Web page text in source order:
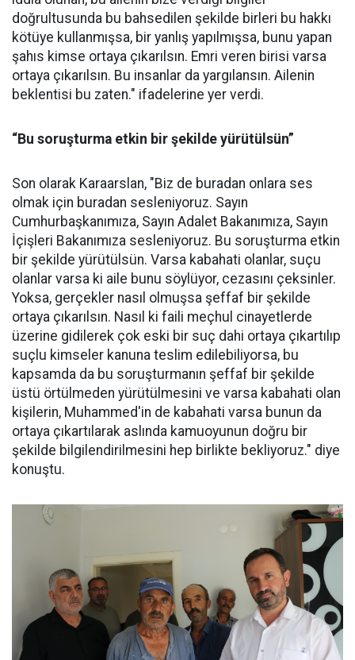
doğrultusunda bu bahsedilen şekilde birleri bu hakkı
kötüye kullanmışsa, bir yanlış yapılmışsa, bunu yapan
şahıs kimse ortaya çıkarılsın. Emri veren birisi varsa
ortaya çıkarılsın. Bu insanlar da yargılansın. Ailenin
beklentisi bu zaten." ifadelerine yer verdi.
“Bu soruşturma etkin bir şekilde yürütülsün”
Son olarak Karaarslan, "Biz de buradan onlara ses
olmak için buradan sesleniyoruz. Sayın
Cumhurbaşkanımıza, Sayın Adalet Bakanımıza, Sayın
İçişleri Bakanımıza sesleniyoruz. Bu soruşturma etkin
bir şekilde yürütülsün. Varsa kabahati olanlar, suçu
olanlar varsa ki aile bunu söylüyor, cezasını çeksinler.
Yoksa, gerçekler nasıl olmuşsa şeffaf bir şekilde
ortaya çıkarılsın. Nasıl ki faili meçhul cinayetlerde
üzerine gidilerek çok eski bir suç dahi ortaya çıkartılıp
suçlu kimseler kanuna teslim edilebiliyorsa, bu
kapsamda da bu soruşturmanın şeffaf bir şekilde
üstü örtülmeden yürütülmesini ve varsa kabahati olan
kişilerin, Muhammed'in de kabahati varsa bunun da
ortaya çıkartılarak aslında kamuoyunun doğru bir
şekilde bilgilendirilmesini hep birlikte bekliyoruz." diye
konuştu.